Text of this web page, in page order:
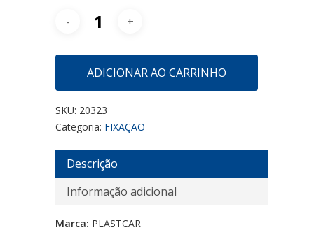
ADICIONAR AO CARRINHO
SKU: 20323
Categoria: FIXAÇÃO
Descrição
Informação adicional
Marca: PLASTCAR